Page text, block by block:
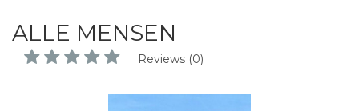
ALLE MENSEN
Reviews (0)